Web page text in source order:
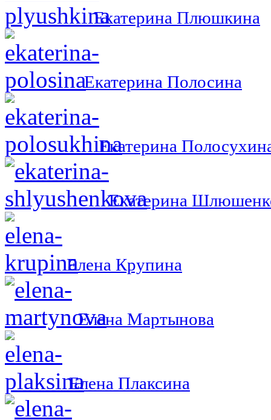
Екатерина Плюшкина
Екатерина Полосина
Екатерина
Екатерина
Елена Крупина
Елена Мартынова
Елена Плаксина